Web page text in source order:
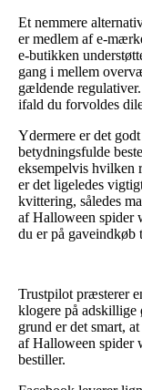
Et nemmere
er medlem af e-
e-butikken
gang i mellem
gældende
ifald du forvoldes
Ydermere er det
betydningsfulde
eksempelvis hvilken
er det ligeledes
kvittering, således
af Halloween spider
du er på gaveindkøb
Trustpilot præsterer
klogere på adskillige
grund er det smart,
af Halloween spider
bestiller.